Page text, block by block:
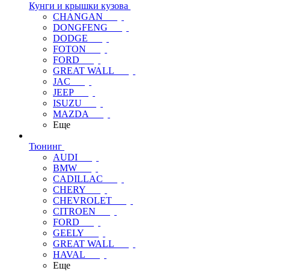
Кунги и крышки кузова
CHANGAN
DONGFENG
DODGE
FOTON
FORD
GREAT WALL
JAC
JEEP
ISUZU
MAZDA
Еще
Тюнинг
AUDI
BMW
CADILLAC
CHERY
CHEVROLET
CITROEN
FORD
GEELY
GREAT WALL
HAVAL
Еще